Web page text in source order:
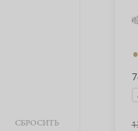
СБРОСИТЬ